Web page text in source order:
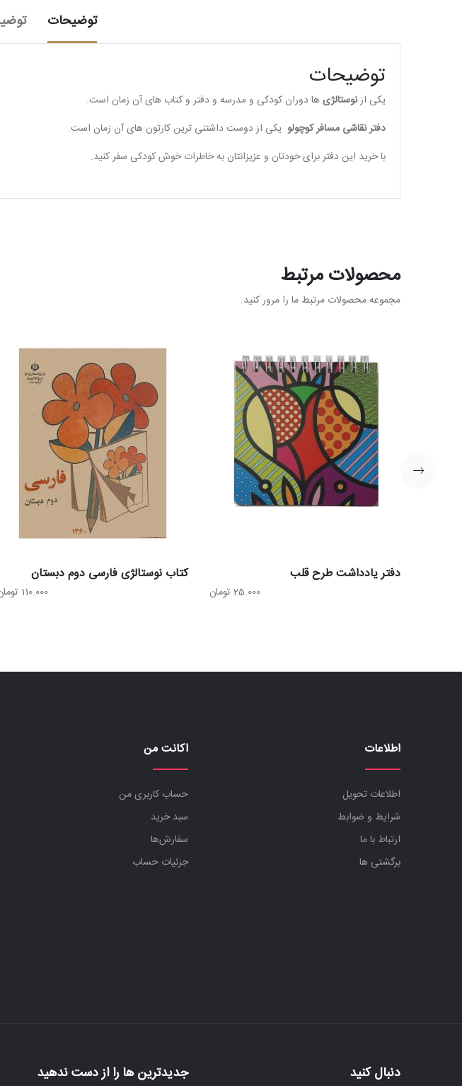
توضیحات
توضیحات
یکی ازنوستالژیها دوران کودکی و مدرسه و دفتر و کتاب های آن زمان است.
دفتر نقاشی مسافر کوچولو یکی از دوست داشتنی ترین کارتون های آن زمان است.
با خرید این دفتر برای خودتان و عزیزانتان به خاطرات خوش کودکی سفر کنید.
محصولات مرتبط
مجموعه محصولات مرتبط ما را مرور کنید.
دفتر یادداشت طرح قلب
25.000 تومان
کتاب نوستالژی فارسی دوم دبستان
110.000
اطلاعات
اطلاعات تحویل
شرایط و ضوابط
ارتباط با ما
برگشتی ها
اکانت من
حساب کاربری من
سبد خرید
سفارش‌ها
جزئیات حساب
دنبال کنید جدیدترین ها را از دست ندهید